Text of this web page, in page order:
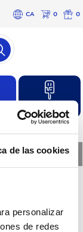
de las cookies
personalizar
de redes
CA 0 0
❯